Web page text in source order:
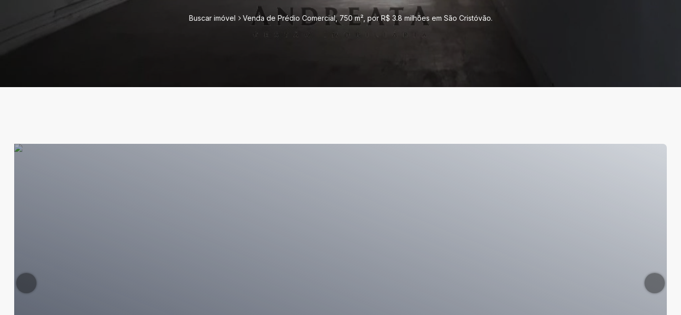
Buscar imóvel Venda de Prédio Comercial, 750 m², por R$ 3.8 milhões em São Cristóvão.